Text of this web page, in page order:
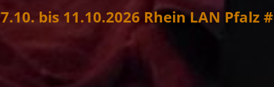
bis 11.10.2026 Rhein LAN Pfalz